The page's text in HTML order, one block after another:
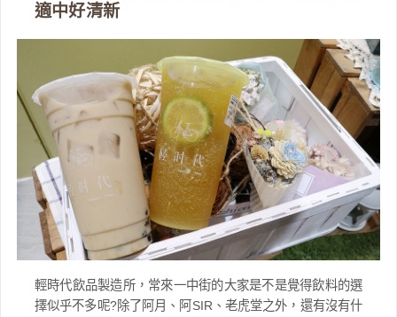
適中好清新
輕時代飲品製造所，常來一中街的大家是不是覺得飲料的選
擇似乎不多呢?除了阿月、阿SIR、老虎堂之外，還有沒有什